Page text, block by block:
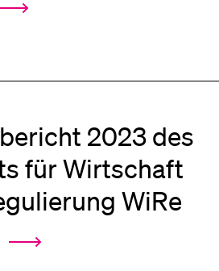
2023 des
für Wirtschaft
WiRe